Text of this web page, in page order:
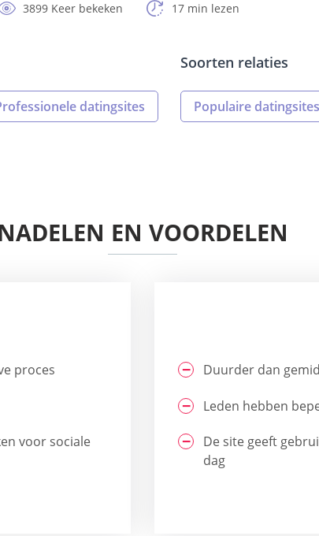
3899 Keer bekeken 17 min lezen
datingsites
Soorten relaties
Populaire datingsites
EN VOORDELEN
proces
voor sociale
Duurder dan
Leden hebben
De site geeft
dag